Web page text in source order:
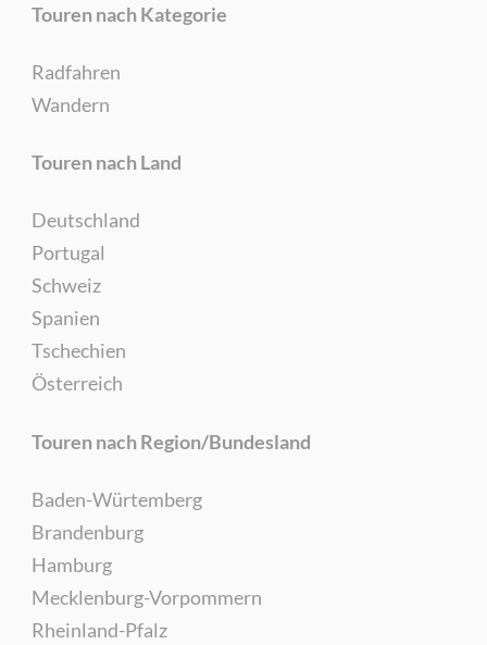
Touren nach Kategorie
Radfahren
Wandern
Touren nach Land
Deutschland
Portugal
Schweiz
Spanien
Tschechien
Österreich
Touren nach Region/Bundesland
Baden-Würtemberg
Brandenburg
Hamburg
Mecklenburg-Vorpommern
Rheinland-Pfalz